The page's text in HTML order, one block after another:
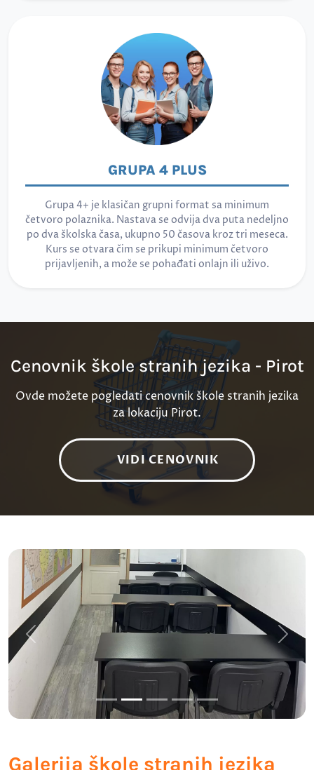
GRUPA 4 PLUS
Grupa 4+ je klasičan grupni format sa minimum
četvoro polaznika. Nastava se odvija dva puta nedeljno
po dva školska časa, ukupno 50 časova kroz tri meseca.
Kurs se otvara čim se prikupi minimum četvoro
prijavljenih, a može se pohađati onlajn ili uživo.
Cenovnik škole stranih jezika - Pirot
Ovde možete pogledati cenovnik škole stranih jezika
za lokaciju Pirot.
VIDI CENOVNIK
Galerija škole stranih jezika
Previous Next